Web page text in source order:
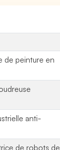
de peinture en
anti-
de robots de